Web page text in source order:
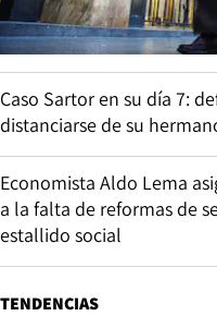
Caso Sartor en su día 7:
distanciarse de su
Economista Aldo Lema
a la falta de reformas de
estallido social
TENDENCIAS